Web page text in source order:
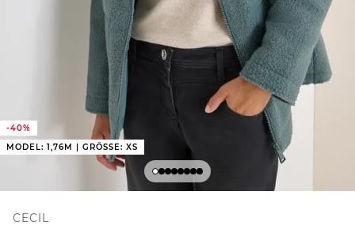
-40%
MODEL: 1,76M | GRÖSSE: XS
CECIL